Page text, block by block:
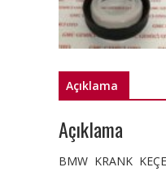
Açıklama
Açıklama
BMW KRANK